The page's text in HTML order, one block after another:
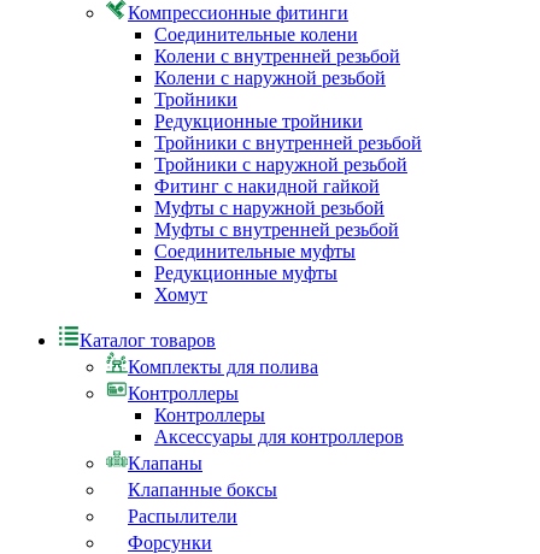
Компрессионные фитинги
Соединительные колени
Колени с внутренней резьбой
Колени с наружной резьбой
Тройники
Редукционные тройники
Тройники с внутренней резьбой
Тройники с наружной резьбой
Фитинг с накидной гайкой
Муфты с наружной резьбой
Муфты с внутренней резьбой
Соединительные муфты
Редукционные муфты
Хомут
Каталог товаров
Комплекты для полива
Контроллеры
Контроллеры
Аксессуары для контроллеров
Клапаны
Клапанные боксы
Распылители
Форсунки